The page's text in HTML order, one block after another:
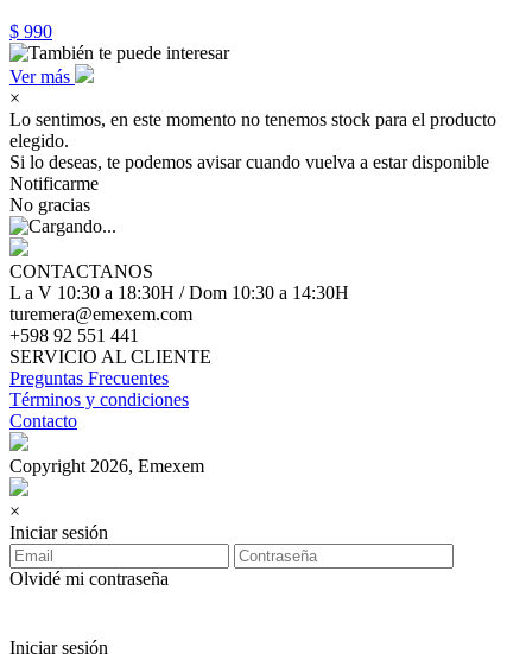
$ 990
Ver más
×
Lo sentimos, en este momento no tenemos stock para el producto
elegido.
Si lo deseas, te podemos avisar cuando vuelva a estar disponible
Notificarme
No gracias
CONTACTANOS
L a V 10:30 a 18:30H / Dom 10:30 a 14:30H
turemera@emexem.com
+598 92 551 441
SERVICIO AL CLIENTE
Preguntas Frecuentes
Términos y condiciones
Contacto
Copyright 2026, Emexem
×
Iniciar sesión
Olvidé mi contraseña
Iniciar sesión